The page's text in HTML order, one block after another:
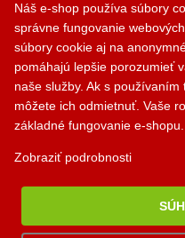
Kontakty
PALOMINO KRBY, s.r.o.
Komjatná 210
0948 949 949
Náš e-shop používa súbory
správne fungovanie
súbory cookie aj na
pomáhajú lepšie porozumieť
naše služby. Ak s
môžete ich odmietnuť. Vaše
základné fungovanie e-shopu.
Zobraziť podrobnosti
Krbík
Inteligentný krbový